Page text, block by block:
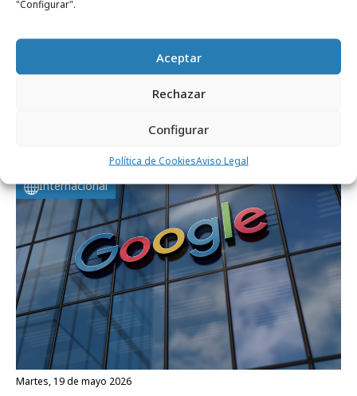
"Configurar".
Aceptar
Rechazar
Configurar
Política de CookiesAviso Legal
Internacional
martes, 19 de mayo 2026